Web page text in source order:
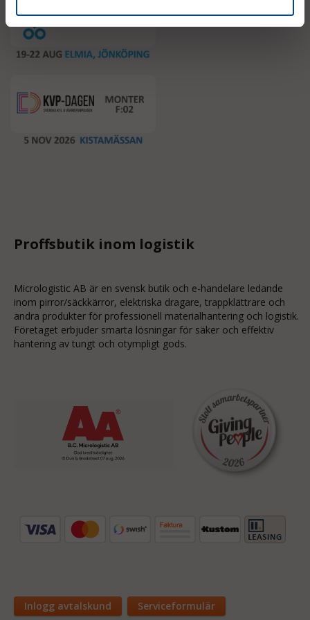
Proffsbutik inom logistik
Micrologistic AB är en svensk butik och e-handelare ledande
inom pirror/säckkärror, elektriska dragare, trappklättrare och
andra produkter för professionell materialhantering och logistik.
Företaget erbjuder smarta lösningar för säker och effektiv
hantering av tungt och otympligt gods.
Inlogg avtalskund Serviceformulär